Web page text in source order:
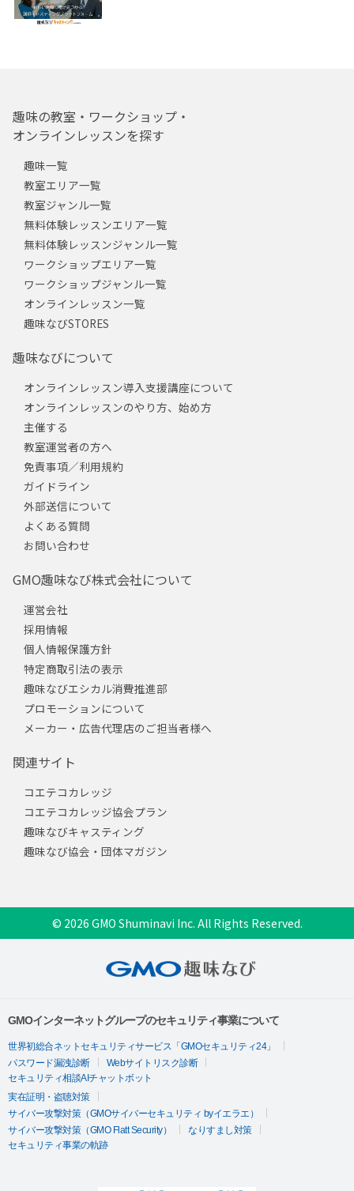
趣味の教室・ワークショップ・
オンラインレッスンを探す
趣味一覧
教室エリア一覧
教室ジャンル一覧
無料体験レッスンエリア一覧
無料体験レッスンジャンル一覧
ワークショップエリア一覧
ワークショップジャンル一覧
オンラインレッスン一覧
趣味なびSTORES
趣味なびについて
オンラインレッスン導入支援講座について
オンラインレッスンのやり方、始め方
主催する
教室運営者の方へ
免責事項／利用規約
ガイドライン
外部送信について
よくある質問
お問い合わせ
GMO趣味なび株式会社について
運営会社
採用情報
個人情報保護方針
特定商取引法の表示
趣味なびエシカル消費推進部
プロモーションについて
メーカー・広告代理店のご担当者様へ
関連サイト
コエテコカレッジ
コエテコカレッジ協会プラン
趣味なびキャスティング
趣味なび協会・団体マガジン
© 2026 GMO Shuminavi Inc. All Rights Reserved.